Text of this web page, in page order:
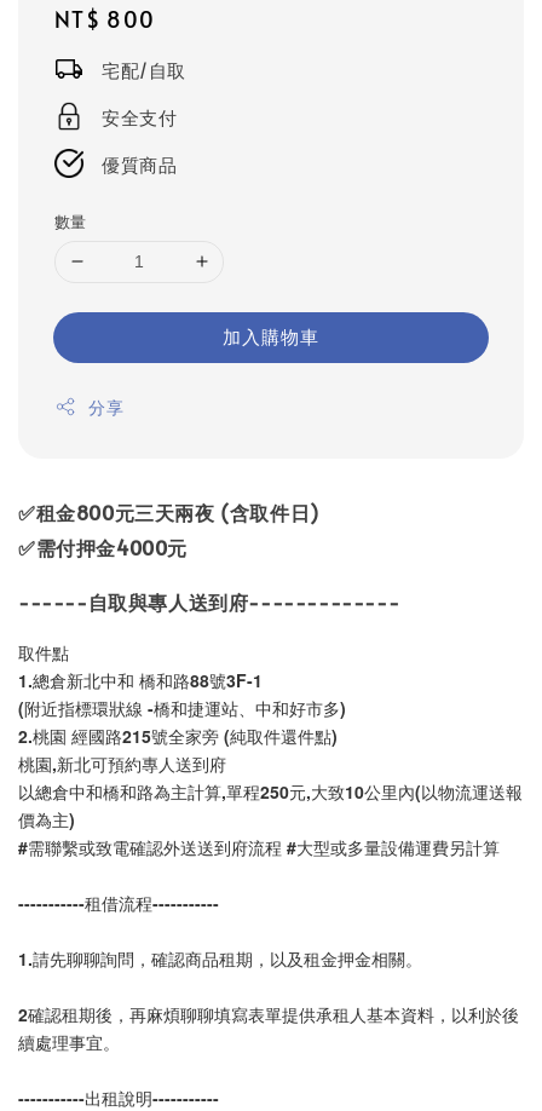
Regular
NT$ 800
宅配/自取
安全支付
優質商品
數量
加入購物車
分享
✅租金800元三天兩夜 (含取件日)
✅需付押金4000元
------自取與專人送到府-------------
取件點
1.總倉新北中和 橋和路88號3F-1
(附近指標環狀線 -橋和捷運站、中和好市多)
2.桃園 經國路215號全家旁 (純取件還件點)
桃園,新北可預約專人送到府
以總倉中和橋和路為主計算,單程250元,大致10公里內(以物流運送報
價為主)
#需聯繫或致電確認外送送到府流程 #大型或多量設備運費另計算
-----------租借流程-----------
1.請先聊聊詢問，確認商品租期，以及租金押金相關。
2確認租期後，再麻煩聊聊填寫表單提供承租人基本資料，以利於後
續處理事宜。
-----------出租說明-----------